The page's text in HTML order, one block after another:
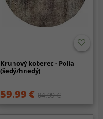
Kruhový koberec - Polia
(šedý/hnedý)
59.99 € 84.99 €